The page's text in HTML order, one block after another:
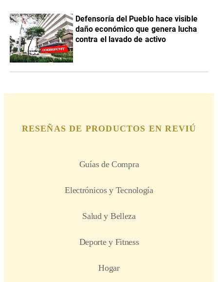
Defensoría del Pueblo hace visible
daño económico que genera lucha
contra el lavado de activo